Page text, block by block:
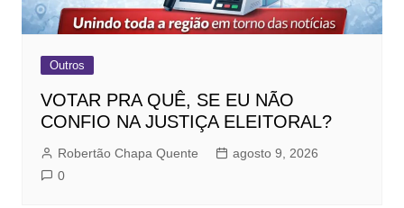
Outros
VOTAR PRA QUÊ, SE EU NÃO
CONFIO NA JUSTIÇA ELEITORAL?
Robertão Chapa Quente
agosto 9, 2026
0